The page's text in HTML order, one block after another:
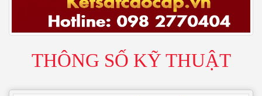
THÔNG SỐ KỸ THUẬT